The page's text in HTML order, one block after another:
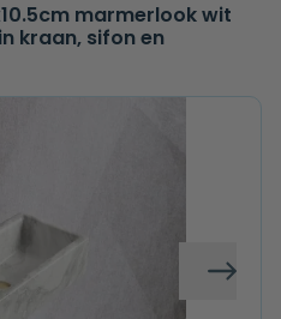
marmerlook wit
kraan, sifon en